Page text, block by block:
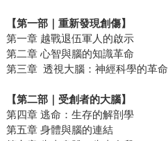
【第一部｜重新發現創傷】
第一章 越戰退伍軍人的啟示
第二章 心智與腦的知識革命
第三章 透視大腦：神經科學的革命
【第二部｜受創者的大腦】
第四章 逃命：生存的解剖學
第五章 身體與腦的連結